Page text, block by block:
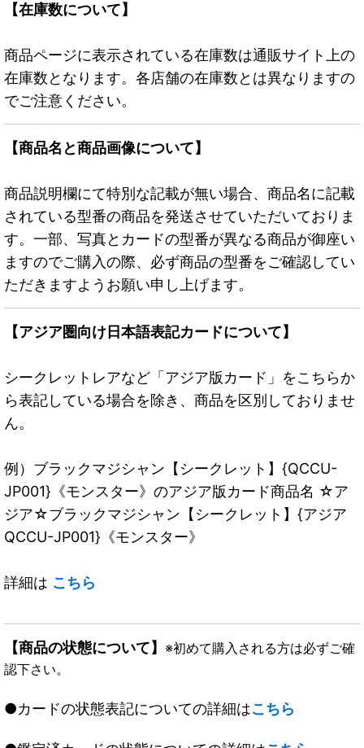
【在庫数について】
商品ページに表示されている在庫数は通販サイト上の
在庫数となります。各店舗の在庫数とは異なりますの
でご注意ください。
【商品名と商品画像について】
商品説明欄にて特別な記載が無い場合、商品名に記載
されている型番の商品を発送させていただいておりま
す。一部、写真とカードの型番が異なる商品が御座い
ますのでご購入の際、必ず商品の型番をご確認してい
ただきますようお願い申し上げます。
【アジア圏向け日本語表記カードについて】
シークレットレアなど「アジア版カード」をこちらか
ら表記している場合を除き、商品を区別しておりませ
ん。
例）ブラックマジシャン【シークレット】{QCCU-
JP001}《モンスター》のアジア版カード商品名 ☆ア
ジア☆ブラックマジシャン【シークレット】{アジア
QCCU-JP001}《モンスター》
詳細は こちら
【商品の状態について】 ※初めて購入される方は必ずご確
認下さい。
●カードの状態表記についての詳細はこちら